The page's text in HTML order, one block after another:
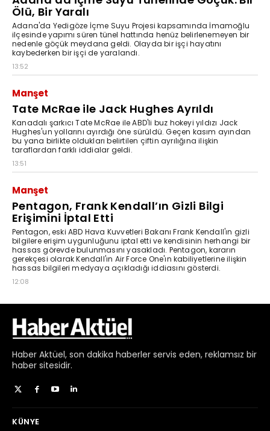
Haber Aktüel, son dakika haberler servis eden, reklamsız bir
haber sitesidir.
KÜNYE